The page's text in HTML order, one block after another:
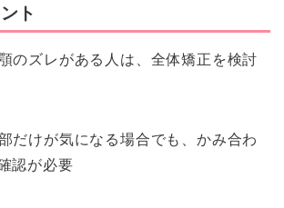
ト
のズレがある人は、全体矯正を検討
だけが気になる場合でも、かみ合わ
認が必要